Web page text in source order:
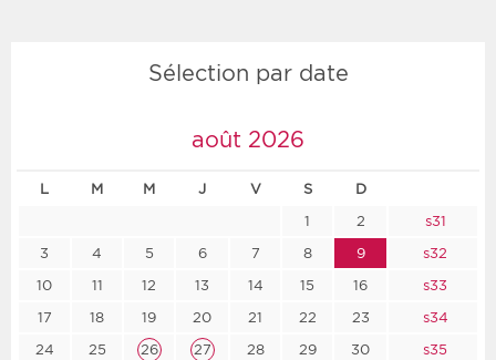
Sélection par date
août 2026
L M M J V S D
1 2
s31
3
4 5 6 7 8 9
s32
10
11 12 13 14 15 16
s33
17
18 19 20 21 22 23
s34
24
25 26 27 28 29 30
s35